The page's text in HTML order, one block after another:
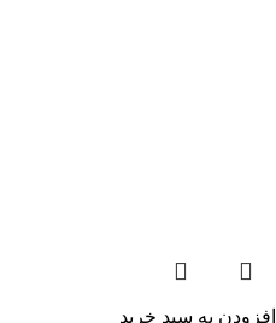
افزودن به سبد خرید